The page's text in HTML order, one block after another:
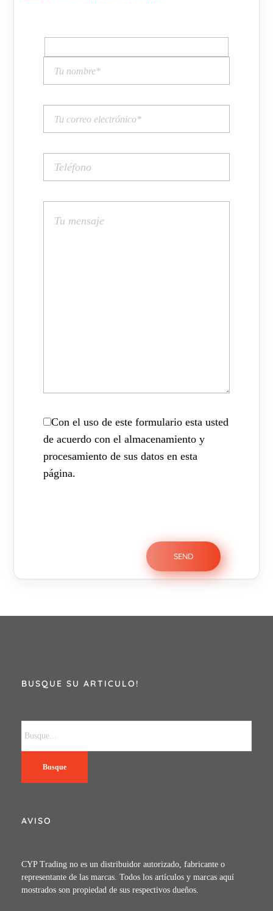
Con el uso de este formulario esta usted
de acuerdo con el almacenamiento y
procesamiento de sus datos en esta
página.
BUSQUE SU ARTICULO!
Busque
AVISO
CYP Trading no es un distribuidor autorizado, fabricante o
representante de las marcas. Todos los artículos y marcas aquí
mostrados son propiedad de sus respectivos dueños.